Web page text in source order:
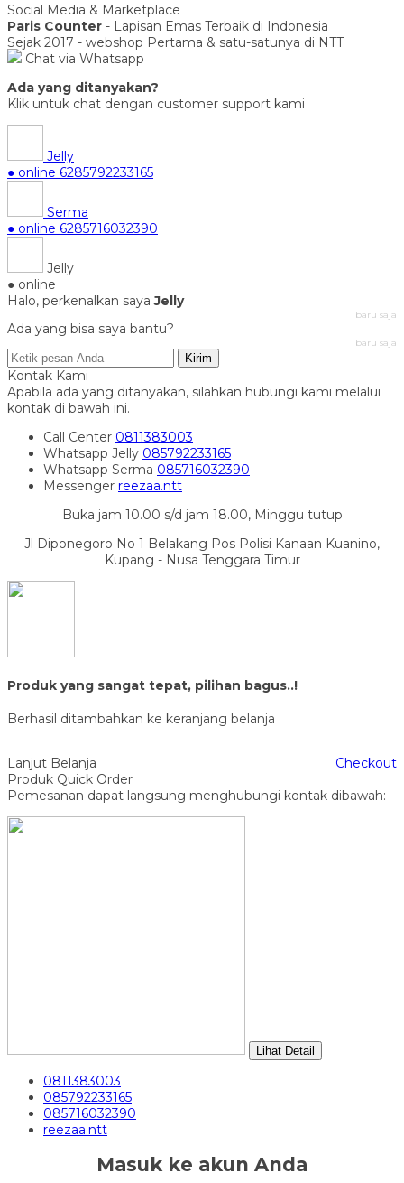
Social Media & Marketplace
Paris Counter - Lapisan Emas Terbaik di Indonesia
Sejak 2017 - webshop Pertama & satu-satunya di NTT
Chat via Whatsapp
Ada yang ditanyakan?
Klik untuk chat dengan customer support kami
Jelly
● online 6285792233165
Serma
● online 6285716032390
Jelly
● online
Halo, perkenalkan sayaJelly
baru saja
Ada yang bisa saya bantu?
baru saja
Kirim
Kontak Kami
Apabila ada yang ditanyakan, silahkan hubungi kami melalui
kontak di bawah ini.
Call Center 0811383003
Whatsapp Jelly 085792233165
Whatsapp Serma 085716032390
Messenger reezaa.ntt
Buka jam 10.00 s/d jam 18.00, Minggu tutup
Jl Diponegoro No 1 Belakang Pos Polisi Kanaan Kuanino,
Kupang - Nusa Tenggara Timur
Produk yang sangat tepat, pilihan bagus..!
Berhasil ditambahkan ke keranjang belanja
Lanjut Belanja
Checkout
Produk Quick Order
Pemesanan dapat langsung menghubungi kontak dibawah:
Lihat Detail
0811383003
085792233165
085716032390
reezaa.ntt
Masuk ke akun Anda